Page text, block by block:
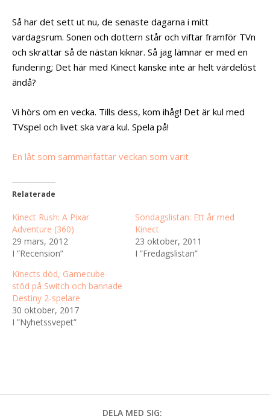
Så har det sett ut nu, de senaste dagarna i mitt
vardagsrum. Sonen och dottern står och viftar framför TVn
och skrattar så de nästan kiknar. Så jag lämnar er med en
fundering; Det här med Kinect kanske inte är helt värdelöst
ändå?
Vi hörs om en vecka. Tills dess, kom ihåg! Det är kul med
TVspel och livet ska vara kul. Spela på!
En låt som sammanfattar veckan som varit
Relaterade
Kinect Rush: A Pixar
Adventure (360)
29 mars, 2012
I ”Recension”
Söndagslistan: Ett år med
Kinect
23 oktober, 2011
I ”Fredagslistan”
Kinects död, Gamecube-
stöd på Switch och bannade
Destiny 2-spelare
30 oktober, 2017
I ”Nyhetssvepet”
DELA MED SIG: